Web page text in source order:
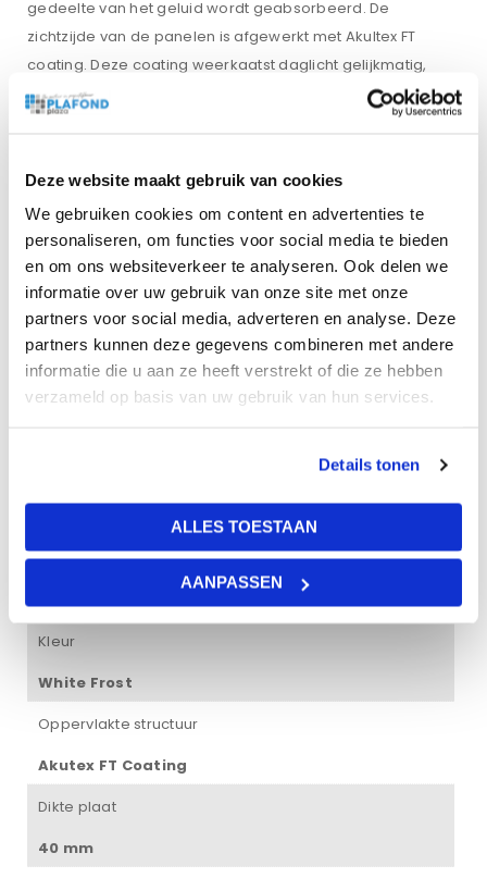
Deze website maakt gebruik van cookies
We gebruiken cookies om content en advertenties te
personaliseren, om functies voor social media te bieden
en om ons websiteverkeer te analyseren. Ook delen we
informatie over uw gebruik van onze site met onze
partners voor social media, adverteren en analyse. Deze
partners kunnen deze gegevens combineren met andere
informatie die u aan ze heeft verstrekt of die ze hebben
verzameld op basis van uw gebruik van hun services.
Details tonen
ALLES TOESTAAN
AANPASSEN
gedeelte van het geluid wordt geabsorbeerd. De
zichtzijde van de panelen is afgewerkt met Akultex FT
coating. Deze coating weerkaatst daglicht gelijkmatig,
maar absormeert vrijwel al het geluid. De Akultex coating
zorgt ervoor dat de platen krasbestendig zijn en niet snel
gemakkelijk schoon te maken zijn.
De schoonmaak van deze panelen kan door middel van
een stogzuiger of (op wekelijkse basis) een vochtige
doek.
De samenstelling van de Ecophon Master plafondpanelen
is van glaswol, dit is geklassificeerd als onbrandbaar.
Daarnaast zijn deze panelen bestand tegen
luchtvochtigheid tot 95%.
18 kg
Afmetingen
Kleur
White Frost
Oppervlakte structuur
Akutex FT Coating
Dikte plaat
40 mm